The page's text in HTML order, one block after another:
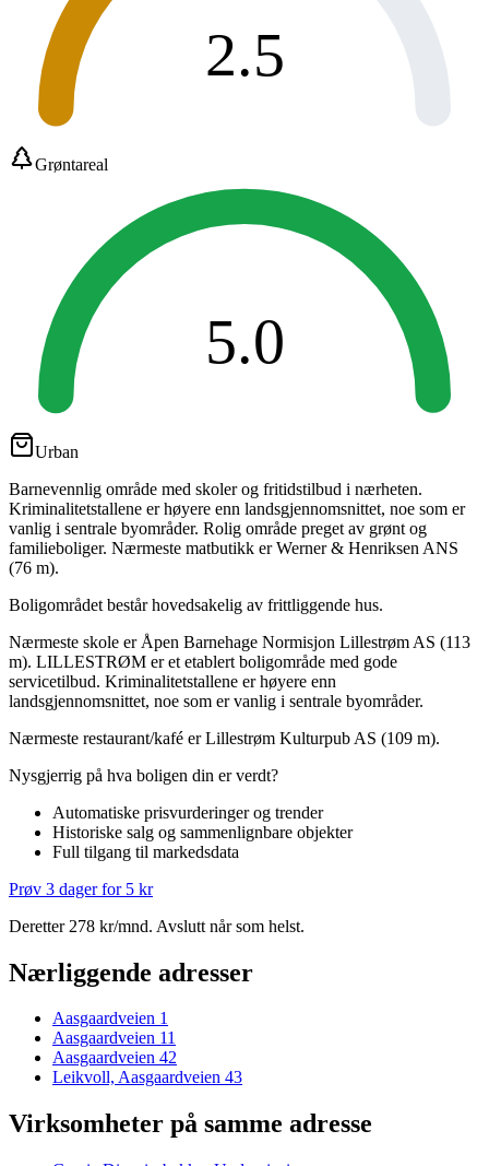
2.5
Grøntareal
5.0
Urban
Barnevennlig område med skoler og fritidstilbud i nærheten.
Kriminalitetstallene er høyere enn landsgjennomsnittet, noe som er
vanlig i sentrale byområder. Rolig område preget av grønt og
familieboliger. Nærmeste matbutikk er Werner & Henriksen ANS
(76 m).
Boligområdet består hovedsakelig av frittliggende hus.
Nærmeste skole er Åpen Barnehage Normisjon Lillestrøm AS (113
m). LILLESTRØM er et etablert boligområde med gode
servicetilbud. Kriminalitetstallene er høyere enn
landsgjennomsnittet, noe som er vanlig i sentrale byområder.
Nærmeste restaurant/kafé er Lillestrøm Kulturpub AS (109 m).
Nysgjerrig på hva boligen din er verdt?
Automatiske prisvurderinger og trender
Historiske salg og sammenlignbare objekter
Full tilgang til markedsdata
Prøv 3 dager for 5 kr
Deretter 278 kr/mnd. Avslutt når som helst.
Nærliggende adresser
Aasgaardveien 1
Aasgaardveien 11
Aasgaardveien 42
Leikvoll, Aasgaardveien 43
Virksomheter på samme adresse